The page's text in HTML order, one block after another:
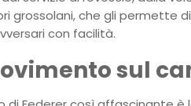
grossolani, che gli permette
con facilità.
sul